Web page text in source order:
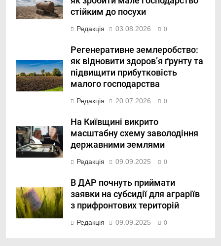
стійким до посухи
Редакція 03.08.2026 0
Регенеративне землеробство:
як відновити здоров’я ґрунту та
підвищити прибутковість
малого господарства
Редакція 20.07.2026 0
На Київщині викрито
масштабну схему заволодіння
державними землями
Редакція 09.09.2025 0
В ДАР почнуть приймати
заявки на субсидії для аграріїв
з прифронтових територій
Редакція 09.09.2025 0